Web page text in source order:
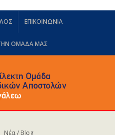
ΕΠΙΚΟΙΝΩΝΙΑ
ΟΜΆΔΑ ΜΑΣ
Νέα / Blog